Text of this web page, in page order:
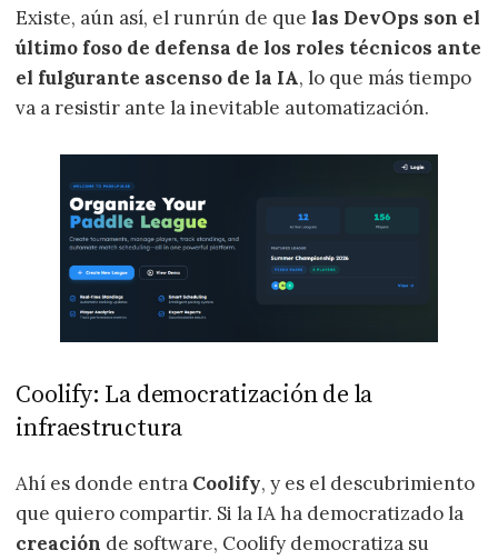
Existe, aún así, el runrún de que las DevOps son el
último foso de defensa de los roles técnicos ante
el fulgurante ascenso de la IA, lo que más tiempo
va a resistir ante la inevitable automatización.
Coolify: La democratización de la
infraestructura
Ahí es donde entra Coolify, y es el descubrimiento
que quiero compartir. Si la IA ha democratizado la
creación de software, Coolify democratiza su